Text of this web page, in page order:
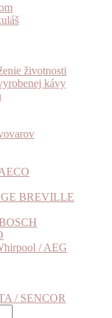
životnosti
kávy
BREVILLE
/ AEG
/ SENCOR